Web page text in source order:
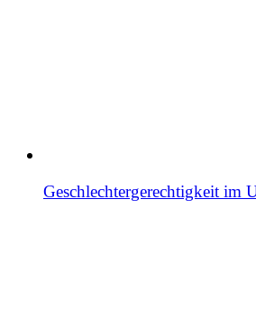
Geschlechtergerechtigkeit im